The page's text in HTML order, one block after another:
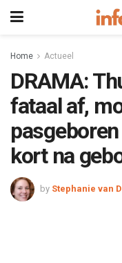
Home Actueel
DRAMA:
fataal af,
kort na
by Stephanie van